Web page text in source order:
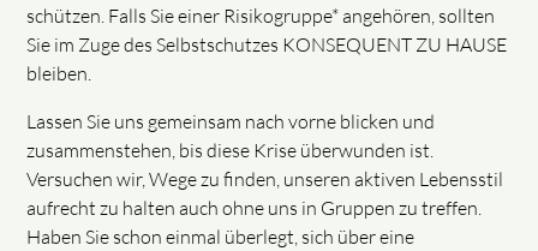
schützen. Falls Sie einer Risikogruppe* angehören, sollten
Sie im Zuge des Selbstschutzes KONSEQUENT ZU HAUSE
bleiben.
Lassen Sie uns gemeinsam nach vorne blicken und
zusammenstehen, bis diese Krise überwunden ist.
Versuchen wir, Wege zu finden, unseren aktiven Lebensstil
aufrecht zu halten auch ohne uns in Gruppen zu treffen.
Haben Sie schon einmal überlegt, sich über eine